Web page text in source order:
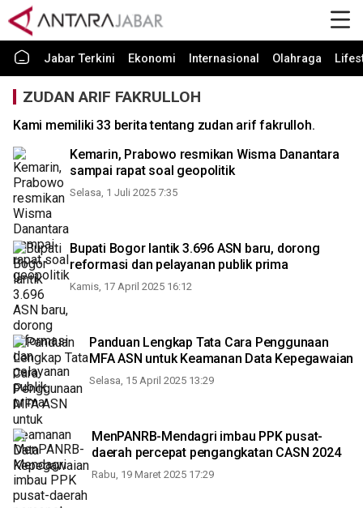
Jabar Terkini Ekonomi Internasional Olahraga
ZUDAN ARIF FAKRULLOH
Kami memiliki 33 berita tentang zudan arif fakrulloh.
Kemarin, Prabowo resmikan Wisma Danantara
sampai rapat soal geopolitik
Selasa, 1 Juli 2025 7:35
Bupati Bogor lantik 3.696 ASN baru, dorong
reformasi dan pelayanan publik prima
Kamis, 17 April 2025 16:12
Panduan Lengkap Tata Cara Penggunaan
MFA ASN untuk Keamanan Data Kepegawaian
Selasa, 15 April 2025 13:29
MenPANRB-Mendagri imbau PPK pusat-
daerah percepat pengangkatan CASN 2024
Rabu, 19 Maret 2025 17:29